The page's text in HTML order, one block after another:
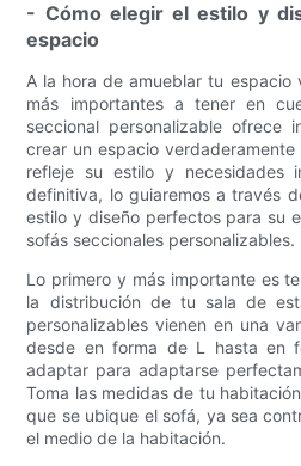
- Cómo elegir el estilo y
espacio
A la hora de amueblar tu espacio
más importantes a tener en
seccional personalizable ofrece
crear un espacio
refleje su estilo y necesidades
definitiva, lo guiaremos a través
estilo y diseño perfectos para su
sofás seccionales personalizables.
Lo primero y más importante es
la distribución de tu sala de
personalizables vienen en una
desde en forma de L hasta en
adaptar para adaptarse
Toma las medidas de tu
que se ubique el sofá, ya sea
el medio de la habitación.